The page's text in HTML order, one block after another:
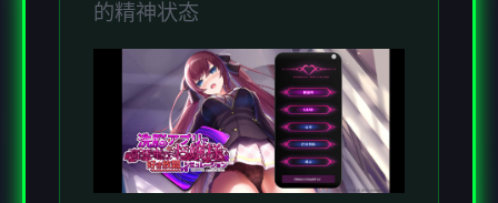
的精神状态